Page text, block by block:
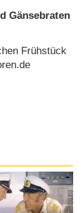
Gänsebraten
Frühstück